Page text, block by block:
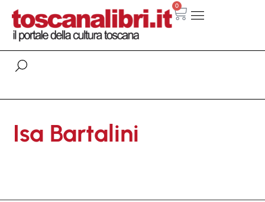
0
Isa Bartalini